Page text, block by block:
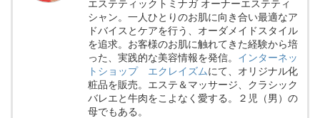
エステティックトミナガ オーナーエステティ
シャン。一人ひとりのお肌に向き合い最適なア
ドバイスとケアを行う、オーダメイドスタイル
を追求。お客様のお肌に触れてきた経験から培
った、実践的な美容情報を発信。 インターネッ
トショップ エクレイズムにて、オリジナル化
粧品を販売。エステ＆マッサージ、クラシック
バレエと牛肉をこよなく愛する。２児（男）の
母でもある。